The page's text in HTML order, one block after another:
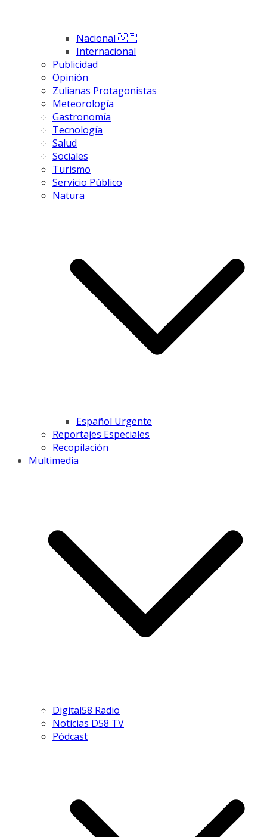
Nacional 🇻🇪
Internacional
Publicidad
Opinión
Zulianas Protagonistas
Meteorología
Gastronomía
Tecnología
Salud
Sociales
Turismo
Servicio Público
Natura
Español Urgente
Reportajes Especiales
Recopilación
Multimedia
Digital58 Radio
Noticias D58 TV
Pódcast